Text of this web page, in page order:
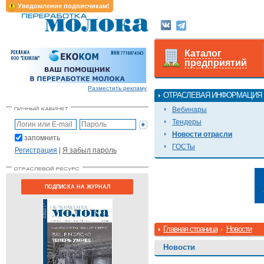
Уведомление подписчикам!
Разместить рекламу
запомнить
Регистрация | Я забыл пароль
ПОДПИСКА НА ЖУРНАЛ
Каталог
предприятий
ОТРАСЛЕВАЯ ИНФОРМАЦИЯ
Вебинары
Тендеры
Новости отрасли
ГОСТы
Главная страница Новости
Новости